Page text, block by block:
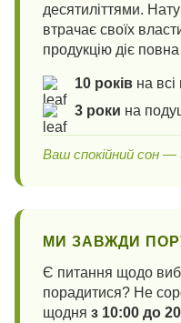
десятиліттями.
втрачає своїх
продукцію діє
10 років на
3 роки на
Ваш спокійний сон
МИ ЗАВЖДИ
Є питання щодо
порадитися? Не
щодня з 10:00 до